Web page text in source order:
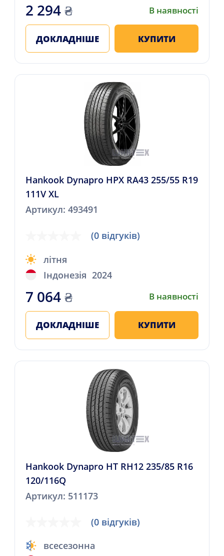
2 294₴ В наявності
ДОКЛАДНІШЕ КУПИТИ
Hankook Dynapro HPX RA43 255/55 R19
111V XL
Артикул: 493491
(0 відгуків)
літня
Індонезія 2024
7 064₴ В наявності
ДОКЛАДНІШЕ КУПИТИ
Hankook Dynapro HT RH12 235/85 R16
120/116Q
Артикул: 511173
(0 відгуків)
всесезонна